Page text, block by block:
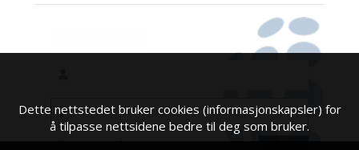
Glemt passord?
Dette nettstedet bruker cookies (informasjonskapsler) for
å tilpasse nettsidene bedre til deg som bruker.